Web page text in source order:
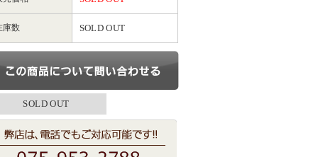
庫数 SOLD OUT
SOLD OUT